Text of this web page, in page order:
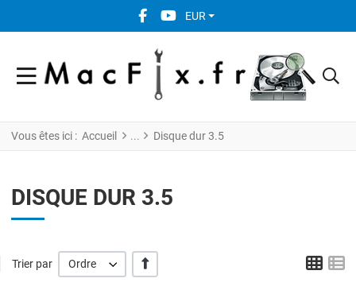
FACEBOOK SOCIAL LINK
YOUTUBE SOCIAL LINK
EUR
Vous êtes ici : Accueil Disque dur 3.5
DISQUE DUR 3.5
Trier par Ordre ' +/-' Grid